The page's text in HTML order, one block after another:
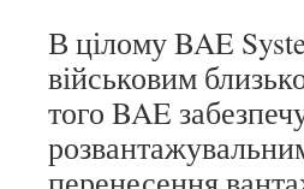
В цілому BAE
військовим
того BAE